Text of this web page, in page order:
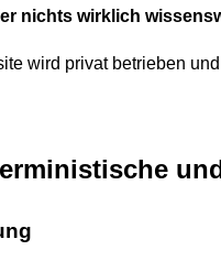
nichts wirklich
wird privat betrieben